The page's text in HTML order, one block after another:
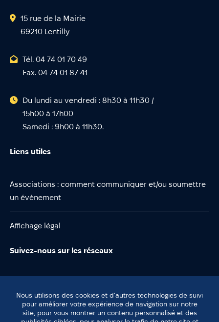
15 rue de la Mairie
69210 Lentilly
Tél. 04 74 01 70 49
Fax. 04 74 01 87 41
Du lundi au vendredi : 8h30 à 11h30 /
15h00 à 17h00
Samedi : 9h00 à 11h30.
Liens utiles
Associations : comment communiquer et/ou soumettre
un évènement
Affichage légal
Suivez-nous sur les réseaux
© Lentilly
Nous utilisons des cookies et d'autres technologies de suivi
pour améliorer votre expérience de navigation sur notre
site, pour vous montrer un contenu personnalisé et des